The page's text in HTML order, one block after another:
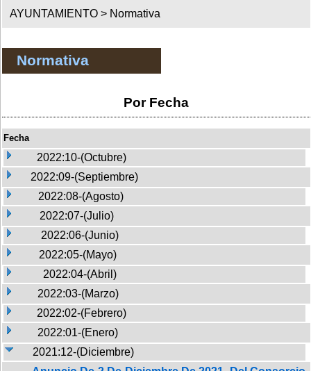
AYUNTAMIENTO > Normativa
Normativa
Por Fecha
Fecha
2022:10-(Octubre)
2022:09-(Septiembre)
2022:08-(Agosto)
2022:07-(Julio)
2022:06-(Junio)
2022:05-(Mayo)
2022:04-(Abril)
2022:03-(Marzo)
2022:02-(Febrero)
2022:01-(Enero)
2021:12-(Diciembre)